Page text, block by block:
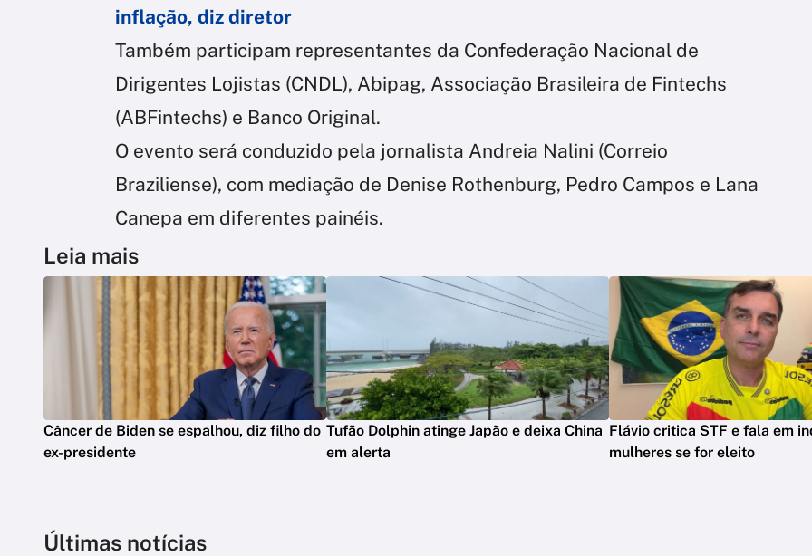
inflação, diz diretor
Também participam representantes da Confederação Nacional de
Dirigentes Lojistas (CNDL), Abipag, Associação Brasileira de Fintechs
(ABFintechs) e Banco Original.
O evento será conduzido pela jornalista Andreia Nalini (Correio
Braziliense), com mediação de Denise Rothenburg, Pedro Campos e Lana
Canepa em diferentes painéis.
Leia mais
Câncer de Biden se espalhou, diz filho do
ex-presidente
Tufão Dolphin atinge Japão e deixa China
em alerta
Flávio critica STF e fala em
mulheres se for eleito
Últimas notícias